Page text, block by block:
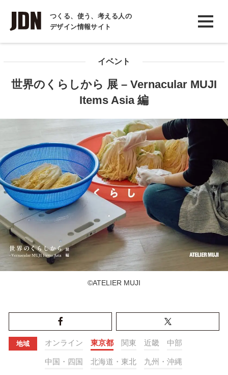
つくる、使う、考える人の
デザイン情報サイト
INTERVIEW
インタビュー
イベント
世界のくらしから 展 – Vernacular MUJI
Items Asia 編
©︎ATELIER MUJI
地域 オンライン 東京都 関東 近畿 中部
中国・四国 北海道・東北 九州・沖縄